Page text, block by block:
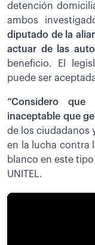
detención
ambos
diputado de la
actuar de las
beneficio. El
puede ser
“Considero
inaceptable que
de los ciudadanos
en la lucha contra
blanco en este
UNITEL.